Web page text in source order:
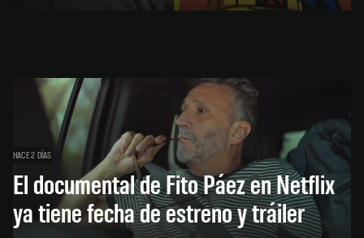
HACE 2 DÍAS
El documental de Fito Páez en Netflix
ya tiene fecha de estreno y tráiler